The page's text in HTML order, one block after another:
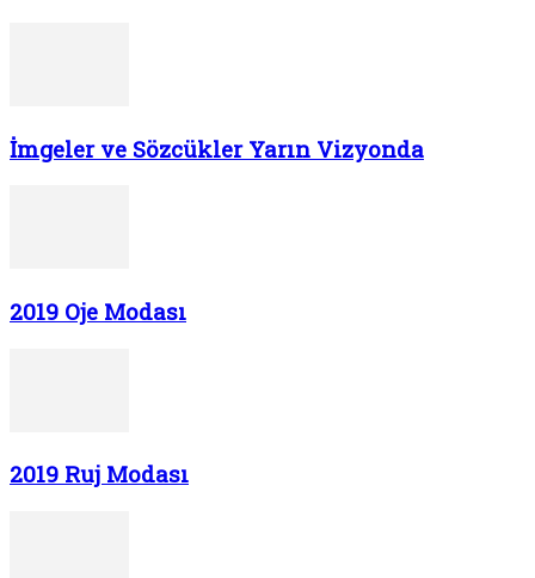
İmgeler ve Sözcükler Yarın Vizyonda
2019 Oje Modası
2019 Ruj Modası